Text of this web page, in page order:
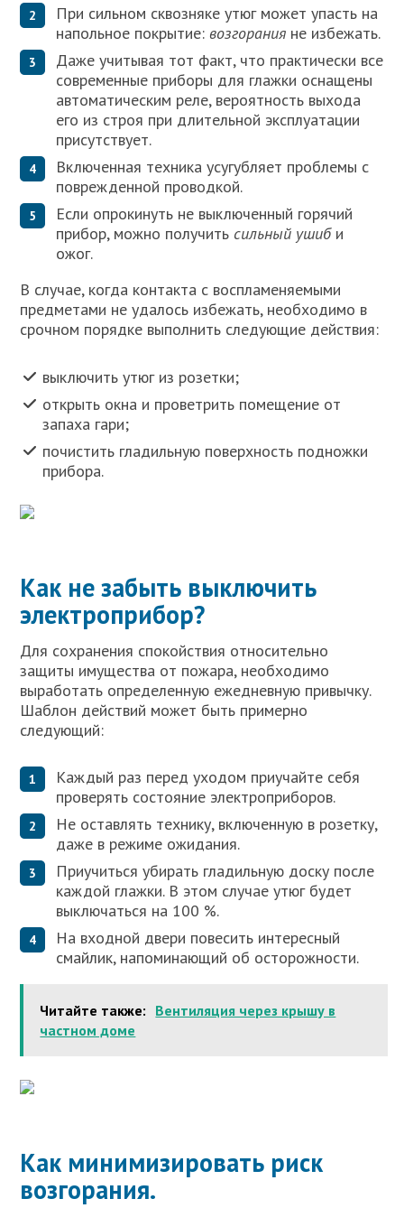
При сильном сквозняке утюг может упасть на
напольное покрытие:возгорания не избежать.
Даже учитывая тот факт, что практически все
современные приборы для глажки оснащены
автоматическим реле, вероятность выхода
его из строя при длительной эксплуатации
присутствует.
Включенная техника усугубляет проблемы с
поврежденной проводкой.
Если опрокинуть не выключенный горячий
прибор, можно получить сильный ушиби
ожог.
В случае, когда контакта с воспламеняемыми
предметами не удалось избежать, необходимо в
срочном порядке выполнить следующие действия:
выключить утюг из розетки;
открыть окна и проветрить помещение от
запаха гари;
почистить гладильную поверхность подножки
прибора.
Как не забыть выключить
электроприбор?
Для сохранения спокойствия относительно
защиты имущества от пожара, необходимо
выработать определенную ежедневную привычку.
Шаблон действий может быть примерно
следующий:
Каждый раз перед уходом приучайте себя
проверять состояние электроприборов.
Не оставлять технику, включенную в розетку,
даже в режиме ожидания.
Приучиться убирать гладильную доску после
каждой глажки. В этом случае утюг будет
выключаться на 100 %.
На входной двери повесить интересный
смайлик, напоминающий об осторожности.
Читайте также: Вентиляция через крышу в
частном доме
Как минимизировать риск
возгорания.